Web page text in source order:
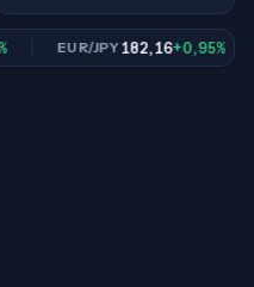
EUR/JPY182,16+0,95%